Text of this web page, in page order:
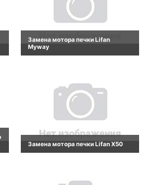
Замена мотора печки Lifan
Myway
Замена мотора печки Lifan X50